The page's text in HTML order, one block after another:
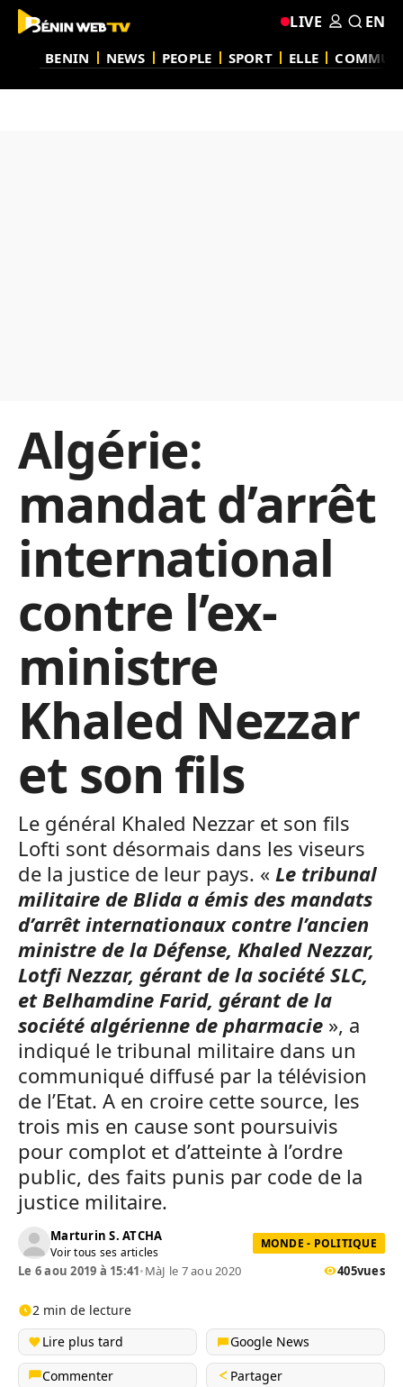
BENIN NEWS PEOPLE SPORT ELLE
LIVE EN
Algérie:
mandat d’arrêt
international
contre l’ex-
ministre
Khaled Nezzar
et son fils
Le général Khaled Nezzar et son fils
Lofti sont désormais dans les viseurs
de la justice de leur pays. « Le tribunal
militaire de Blida a émis des mandats
d’arrêt internationaux contre l’ancien
ministre de la Défense, Khaled Nezzar,
Lotfi Nezzar, gérant de la société SLC,
et Belhamdine Farid, gérant de la
société algérienne de pharmacie », a
indiqué le tribunal militaire dans un
communiqué diffusé par la télévision
de l’Etat. A en croire cette source, les
trois mis en cause sont poursuivis
pour complot et d’atteinte à l’ordre
public, des faits punis par code de la
justice militaire.
Marturin S. ATCHA
Voir tous ses articles
MONDE - POLITIQUE
Le 6 aou 2019 à 15:41•MàJ le 7 aou 2020 405vues
2 min de lecture
Lire plus tard
Google News
Commenter
Partager